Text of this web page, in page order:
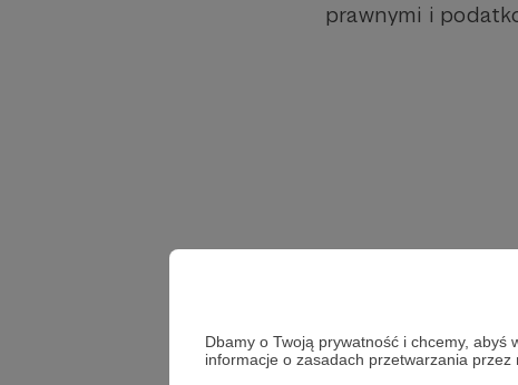
Dbamy o Twoją prywatność i chcemy, abyś
informacje o zasadach przetwarzania przez
prawnymi i